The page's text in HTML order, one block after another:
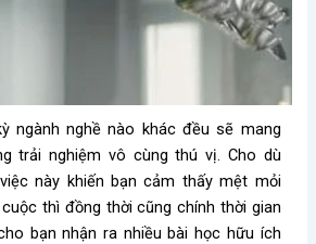
ngành nghề nào khác đều sẽ mang
trải nghiệm vô cùng thú vị. Cho dù
này khiến bạn cảm thấy mệt mỏi
thì đồng thời cũng chính thời gian
bạn nhận ra nhiều bài học hữu ích